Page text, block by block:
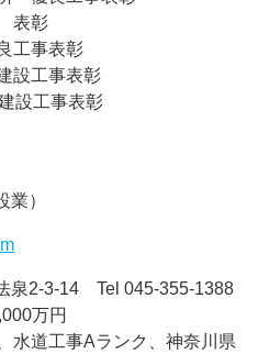
表彰
工事表彰
設工事表彰
設工事表彰
）
泉2-3-14 Tel 045-355-1388
万円
水道工事Aランク、神奈川県